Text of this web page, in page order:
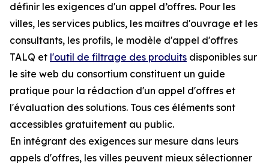
définir les exigences d'un appel d’offres. Pour les
villes, les services publics, les maîtres d'ouvrage et les
consultants, les profils, le modèle d'appel d'offres
TALQ et l'outil de filtrage des produits disponibles sur
le site web du consortium constituent un guide
pratique pour la rédaction d'un appel d'offres et
l'évaluation des solutions. Tous ces éléments sont
accessibles gratuitement au public.
En intégrant des exigences sur mesure dans leurs
appels d'offres, les villes peuvent mieux sélectionner